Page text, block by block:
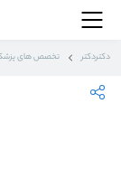
دکتردکتر تخصص های